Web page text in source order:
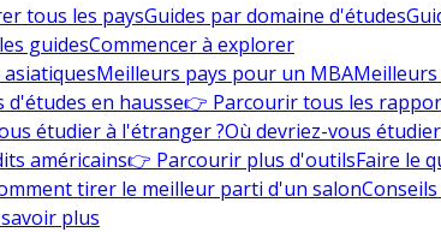
tous les paysGuides par domaine d'études
guidesCommencer à explorer
Meilleurs pays pour un MBA
d'études en hausse👉 Parcourir tous les
étudier à l'étranger ?Où devriez-vous étudier
américains👉 Parcourir plus d'outilsFaire le
tirer le meilleur parti d'un salon
plus